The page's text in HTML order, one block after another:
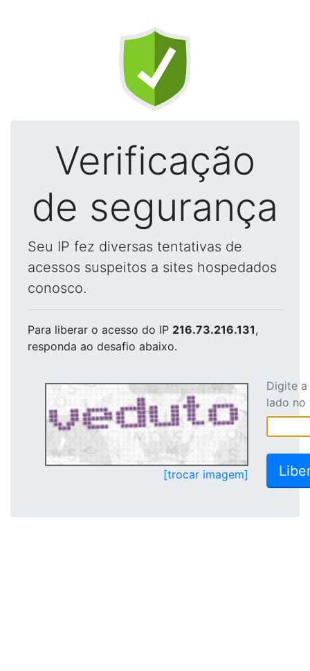
Verificação
de segurança
Seu IP fez diversas tentativas de
acessos suspeitos a sites hospedados
conosco.
Para liberar o acesso do IP 216.73.216.131,
responda ao desafio abaixo.
[trocar imagem]
Digite
lado no